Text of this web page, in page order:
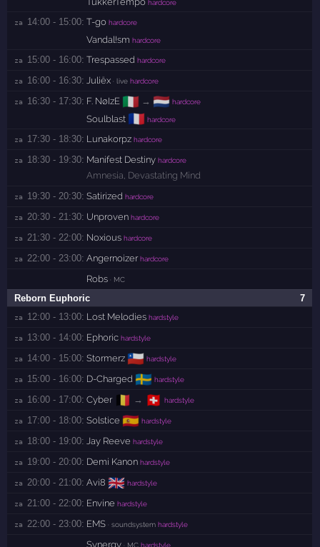
hardcore
za 14:00 - 15:00: T-go hardcore
Vandal!sm hardcore
za 15:00 - 16:00: Trespassed hardcore
za 16:00 - 16:30: Juliëx · live hardcore
za 16:30 - 17:30: F. NøIzE 🇮🇹 → 🇳🇱 hardcore
Soulblast 🇫🇷 hardcore
za 17:30 - 18:30: Lunakorpz hardcore
za 18:30 - 19:30: Manifest Destiny hardcore
Amnesia Devastating Mind
za 19:30 - 20:30: Satirized hardcore
za 20:30 - 21:30: Unproven hardcore
za 21:30 - 22:00: Noxious hardcore
za 22:00 - 23:00: Angernoizer hardcore
Robs · MC
7
Reborn Euphoric
za 12:00 - 13:00: Lost Melodies hardstyle
za 13:00 - 14:00: Ephoric hardstyle
za 14:00 - 15:00: Stormerz 🇨🇱 hardstyle
za 15:00 - 16:00: D-Charged 🇸🇪 hardstyle
za 16:00 - 17:00: Cyber 🇧🇪 → 🇨🇭 hardstyle
za 17:00 - 18:00: Solstice 🇪🇸 hardstyle
za 18:00 - 19:00: Jay Reeve hardstyle
za 19:00 - 20:00: Demi Kanon hardstyle
za 20:00 - 21:00: Avi8 🇬🇧 hardstyle
za 21:00 - 22:00: Envine hardstyle
za 22:00 - 23:00: EMS · soundsystem hardstyle
Synergy · MC hardstyle